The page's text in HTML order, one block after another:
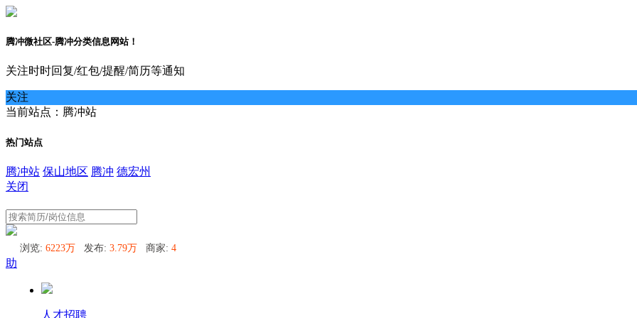
腾冲微社区-腾冲分类信息网站！
关注时时回复/红包/提醒/简历等通知
关注
当前站点：腾冲站
热门站点
腾冲站 保山地区 腾冲 德宏州
关闭
浏览: 6223万 发布: 3.79万 商家: 4
助
人才招聘